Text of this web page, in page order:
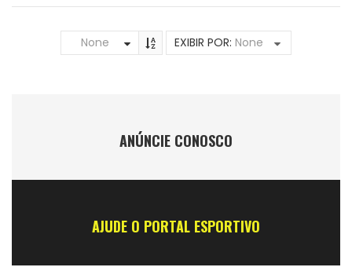
None EXIBIR POR: None
ANÚNCIE CONOSCO
AJUDE O PORTAL ESPORTIVO